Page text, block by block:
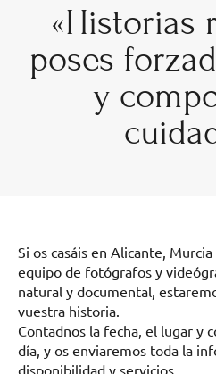
«Historias
poses
y
Si os casáis en Alicante,
equipo de fotógrafos y
natural y documental,
vuestra historia.
Contadnos la fecha, el lugar y
día, y os enviaremos toda la
disponibilidad y servicios.